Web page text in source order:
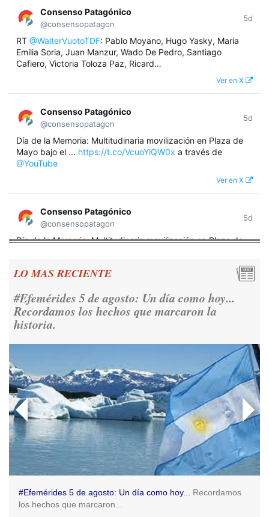
Consenso Patagónico
@consensopatagon
5d
RT @WalterVuotoTDF: Pablo Moyano, Hugo Yasky, Maria
Emilia Soria, Juan Manzur, Wado De Pedro, Santiago
Cafiero, Victoria Toloza Paz, Ricard…
Ver en X
Consenso Patagónico
@consensopatagon
5d
Día de la Memoria: Multitudinaria movilización en Plaza de
Mayo bajo el ... https://t.co/VcuoYlQW0x a través de
@YouTube
Ver en X
Consenso Patagónico
@consensopatagon
5d
Día de la Memoria: Multitudinaria movilización en Plaza de
Rosada para reivindicar los derechos humanos y la
Ver en X
@consensopatagon
: 📢 MARCHAMOS 📍Desde la ex ESMA
hasta San José 1111, hacia Plaza de Mayo.
https://t.co/o7PaEbKM36
Ver en X
Consenso Patagónico
@consensopatagon
5d
RT @caortega64:https://t.co/q6PsJKqeuz
Consenso Patagónico
LO MAS RECIENTE
#Efemérides 5 de agosto: Un día como hoy...
Recordamos los hechos que marcaron la
historia.
#Efemérides 5 de agosto: Un día como hoy... Recordamos
los hechos que marcaron...